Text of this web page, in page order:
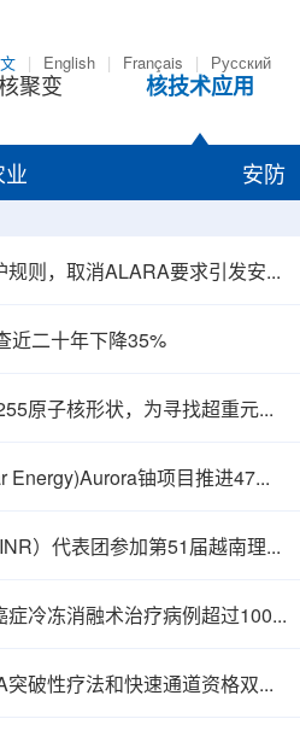
English Français Русский
聚变 核技术应用
业 安防
美国核管会拟调整辐射防护规则，取消ALARA要求引发安全争议
近二十年下降35%
激光光谱首次精确揭示镄-255原子核形状，为寻找超重元素提供新线索
鹰核能公司 (Eagle Nuclear Energy)Aurora铀项目推进47孔预可研钻探
杜布纳联合核子研究所（JINR）代表团参加第51届越南理论物理会议
韩国东南地区核医学中心癌症冷冻消融术治疗病例超过100例
中国原研核药首次获得FDA突破性疗法和快速通道资格双重认定